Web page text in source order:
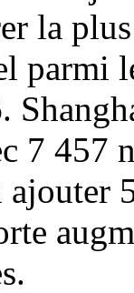
la
parmi
7 457
ajouter